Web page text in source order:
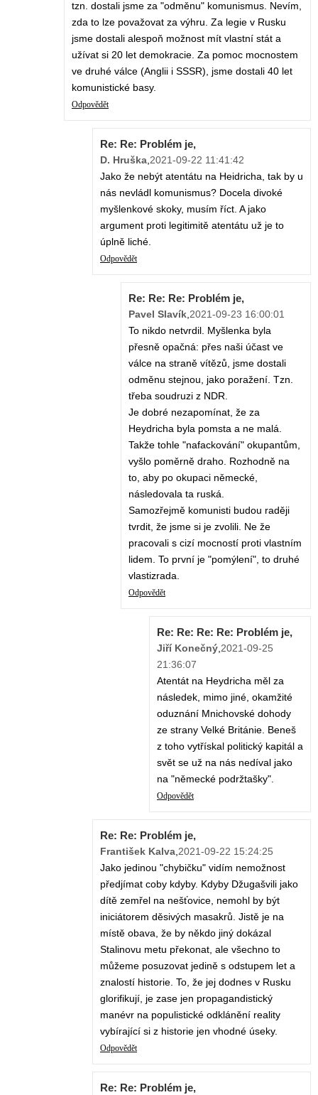
tzn. dostali jsme za "odměnu" komunismus. Nevím,
zda to lze považovat za výhru. Za legie v Rusku
jsme dostali alespoň možnost mít vlastní stát a
užívat si 20 let demokracie. Za pomoc mocnostem
ve druhé válce (Anglii i SSSR), jsme dostali 40 let
komunistické basy.
Odpovědět
Re: Re: Problém je,
D. Hruška 2021-09-22 11:41:42
Jako že nebýt atentátu na Heidricha, tak by u
nás nevládl komunismus? Docela divoké
myšlenkové skoky, musím říct. A jako
argument proti legitimitě atentátu už je to
úplně liché.
Odpovědět
Re: Re: Re: Problém je,
Pavel Slavík 2021-09-23 16:00:01
To nikdo netvrdil. Myšlenka byla
přesně opačná: přes naši účast ve
válce na straně vítězů, jsme dostali
odměnu stejnou, jako poražení. Tzn.
třeba soudruzi z NDR.
Je dobré nezapomínat, že za
Heydricha byla pomsta a ne malá.
Takže tohle "nafackování" okupantům,
vyšlo poměrně draho. Rozhodně na
to, aby po okupaci německé,
následovala ta ruská.
Samozřejmě komunisti budou raději
tvrdit, že jsme si je zvolili. Ne že
pracovali s cizí mocností proti vlastním
lidem. To první je "pomýlení", to druhé
vlastizrada.
Odpovědět
Re: Re: Re: Re: Problém je,
Jiří Konečný 2021-09-25
21:36:07
Atentát na Heydricha měl za
následek, mimo jiné, okamžité
oduznání Mnichovské dohody
ze strany Velké Británie. Beneš
z toho vytřískal politický kapitál a
svět se už na nás nedíval jako
na "německé podržtašky".
Odpovědět
Re: Re: Problém je,
František Kalva 2021-09-22 15:24:25
Jako jedinou "chybičku" vidím nemožnost
předjímat coby kdyby. Kdyby Džugašvili jako
dítě zemřel na nešťovice, nemohl by být
iniciátorem děsivých masakrů. Jistě je na
místě obava, že by někdo jiný dokázal
Stalinovu metu překonat, ale všechno to
můžeme posuzovat jedině s odstupem let a
znalostí historie. To, že jej dodnes v Rusku
glorifikují, je zase jen propagandistický
manévr na populistické odklánění reality
vybírající si z historie jen vhodné úseky.
Odpovědět
Re: Re: Problém je,